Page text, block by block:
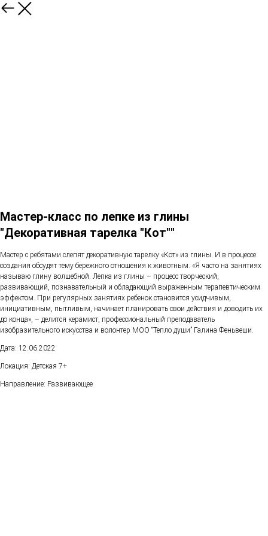
Мастер-класс по лепке из глины
"Декоративная тарелка "Кот""
Мастер с ребятами слепят декоративную тарелку «Кот» из глины. И в процессе
создания обсудят тему бережного отношения к животным. «Я часто на занятиях
называю глину волшебной. Лепка из глины – процесс творческий,
развивающий, познавательный и обладающий выраженным терапевтическим
эффектом. При регулярных занятиях ребенок становится усидчивым,
инициативным, пытливым, начинает планировать свои действия и доводить их
до конца», – делится керамист, профессиональный преподаватель
изобразительного искусства и волонтер МОО “Тепло души” Галина Феньвеши.
Дата: 12.06.2022
Локация: Детская 7+
Направление: Развивающее